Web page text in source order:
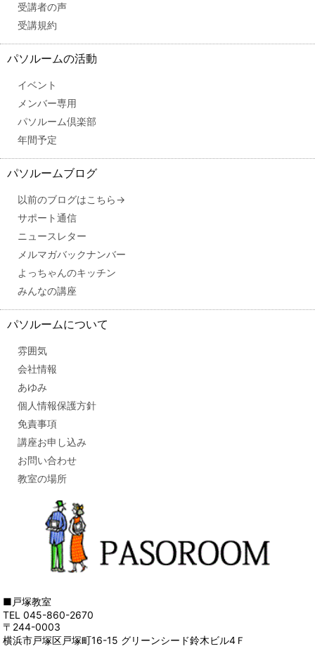
受講者の声
受講規約
パソルームの活動
イベント
メンバー専用
パソルーム倶楽部
年間予定
パソルームブログ
以前のブログはこちら→
サポート通信
ニュースレター
メルマガバックナンバー
よっちゃんのキッチン
みんなの講座
パソルームについて
雰囲気
会社情報
あゆみ
個人情報保護方針
免責事項
講座お申し込み
お問い合わせ
教室の場所
■戸塚教室
TEL 045-860-2670
〒244-0003
横浜市戸塚区戸塚町16-15 グリーンシード鈴木ビル4Ｆ